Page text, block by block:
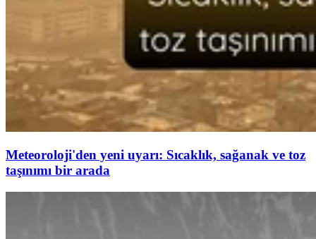
Meteoroloji'den yeni uyarı: Sıcaklık, sağanak ve toz
taşınımı bir arada